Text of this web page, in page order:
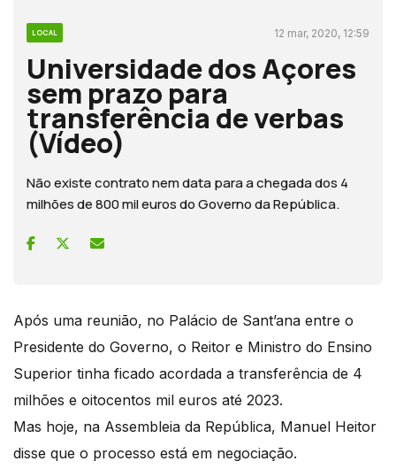
LOCAL 12 mar, 2020, 12:59
Universidade dos Açores
sem prazo para
transferência de verbas
(Vídeo)
Não existe contrato nem data para a chegada dos 4
milhões de 800 mil euros do Governo da República.
Após uma reunião, no Palácio de Sant’ana entre o
Presidente do Governo, o Reitor e Ministro do Ensino
Superior tinha ficado acordada a transferência de 4
milhões e oitocentos mil euros até 2023.
Mas hoje, na Assembleia da República, Manuel Heitor
disse que o processo está em negociação.